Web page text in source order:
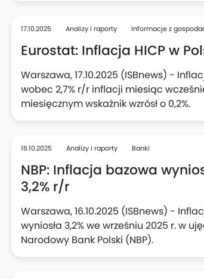
17.10.2025 Analizy i raporty Informacje z
Eurostat: Inflacja HICP w
Warszawa, 17.10.2025 (ISBnews) -
wobec 2,7% r/r inflacji miesiąc
miesięcznym wskaźnik wzrósł o 0,2%.
16.10.2025 Analizy i raporty Banki
NBP: Inflacja bazowa
3,2% r/r
Warszawa, 16.10.2025 (ISBnews) -
wyniosła 3,2% we wrześniu 2025 r. w
Narodowy Bank Polski (NBP).